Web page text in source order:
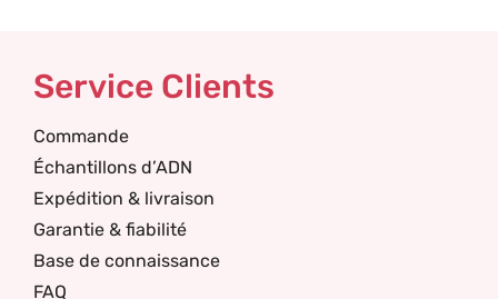
Service Clients
Commande
Échantillons d’ADN
Expédition & livraison
Garantie & fiabilité
Base de connaissance
FAQ